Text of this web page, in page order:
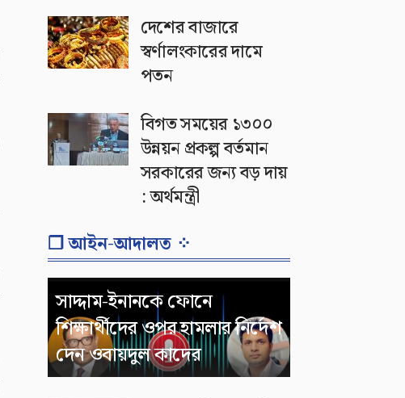
দেশের বাজারে
স্বর্ণালংকারের দামে
পতন
বিগত সময়ের ১৩০০
উন্নয়ন প্রকল্প বর্তমান
সরকারের জন্য বড় দায়
: অর্থমন্ত্রী
❐ আইন-আদালত ⁘
সাদ্দাম-ইনানকে ফোনে
শিক্ষার্থীদের ওপর হামলার নির্দেশ
দেন ওবায়দুল কাদের